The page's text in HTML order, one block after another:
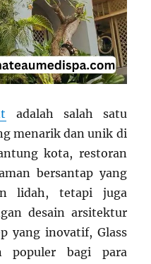
adalah salah satu
menarik dan unik di
kota, restoran
bersantap yang
lidah, tetapi juga
desain arsitektur
yang inovatif, Glass
populer bagi para